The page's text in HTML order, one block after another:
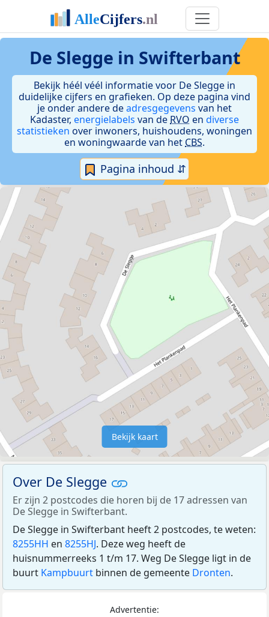
De Slegge in Swifterbant
Bekijk héél véél informatie voor De Slegge in
duidelijke cijfers en grafieken. Op deze pagina vind
je onder andere deadresgegevens van het
Kadaster, energielabels van de RVO en diverse
statistieken over inwoners, huishoudens, woningen
en woningwaarde van het CBS.
Pagina inhoud ⇵
Bekijk kaart
Over De Slegge
Er zijn 2 postcodes die horen bij de 17 adressen van
De Slegge in Swifterbant.
De Slegge in Swifterbant heeft 2 postcodes, te weten:
8255HH en 8255HJ. Deze weg heeft de
huisnummerreeks 1 t/m 17. Weg De Slegge ligt in de
buurt Kampbuurt binnen de gemeente Dronten.
Advertentie: